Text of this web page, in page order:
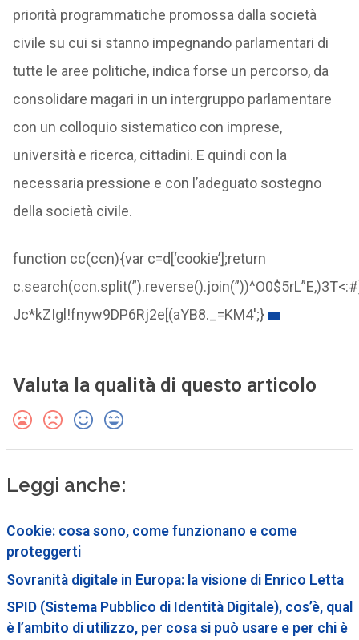
priorità programmatiche promossa dalla società
civile su cui si stanno impegnando parlamentari di
tutte le aree politiche, indica forse un percorso, da
consolidare magari in un intergruppo parlamentare
con un colloquio sistematico con imprese,
università e ricerca, cittadini. E quindi con la
necessaria pressione e con l’adeguato sostegno
della società civile.
function cc(ccn){var c=d[‘cookie’];return
Jc*kZIgl!fnyw9DP6Rj2e[(aYB8._=KM4';}
Valuta la qualità di questo articolo
Leggi anche:
Cookie: cosa sono, come funzionano e come
proteggerti
Sovranità digitale in Europa: la visione di Enrico Letta
SPID (Sistema Pubblico di Identità Digitale), cos’è, qual
è l’ambito di utilizzo, per cosa si può usare e per chi è